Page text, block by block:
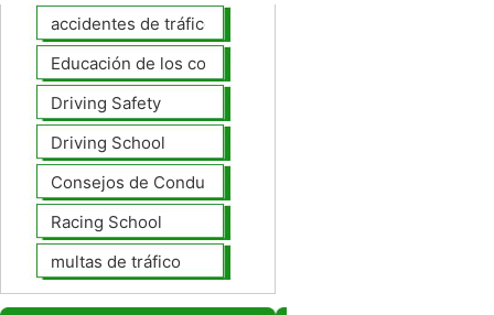
accidentes de tráfico
Educación de los conductores
Driving Safety
Driving School
Consejos de Conducción
Racing School
multas de tráfico